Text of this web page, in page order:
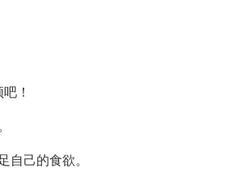
！
自己的食欲。